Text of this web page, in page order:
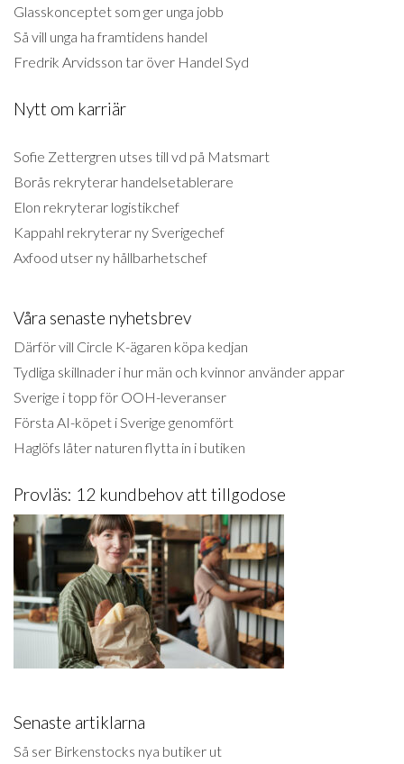
Glasskonceptet som ger unga jobb
Så vill unga ha framtidens handel
Fredrik Arvidsson tar över Handel Syd
Nytt om karriär
Sofie Zettergren utses till vd på Matsmart
Borås rekryterar handelsetablerare
Elon rekryterar logistikchef
Kappahl rekryterar ny Sverigechef
Axfood utser ny hållbarhetschef
Våra senaste nyhetsbrev
Därför vill Circle K-ägaren köpa kedjan
Tydliga skillnader i hur män och kvinnor använder appar
Sverige i topp för OOH-leveranser
Första AI-köpet i Sverige genomfört
Haglöfs låter naturen flytta in i butiken
Provläs: 12 kundbehov att tillgodose
Senaste artiklarna
Så ser Birkenstocks nya butiker ut